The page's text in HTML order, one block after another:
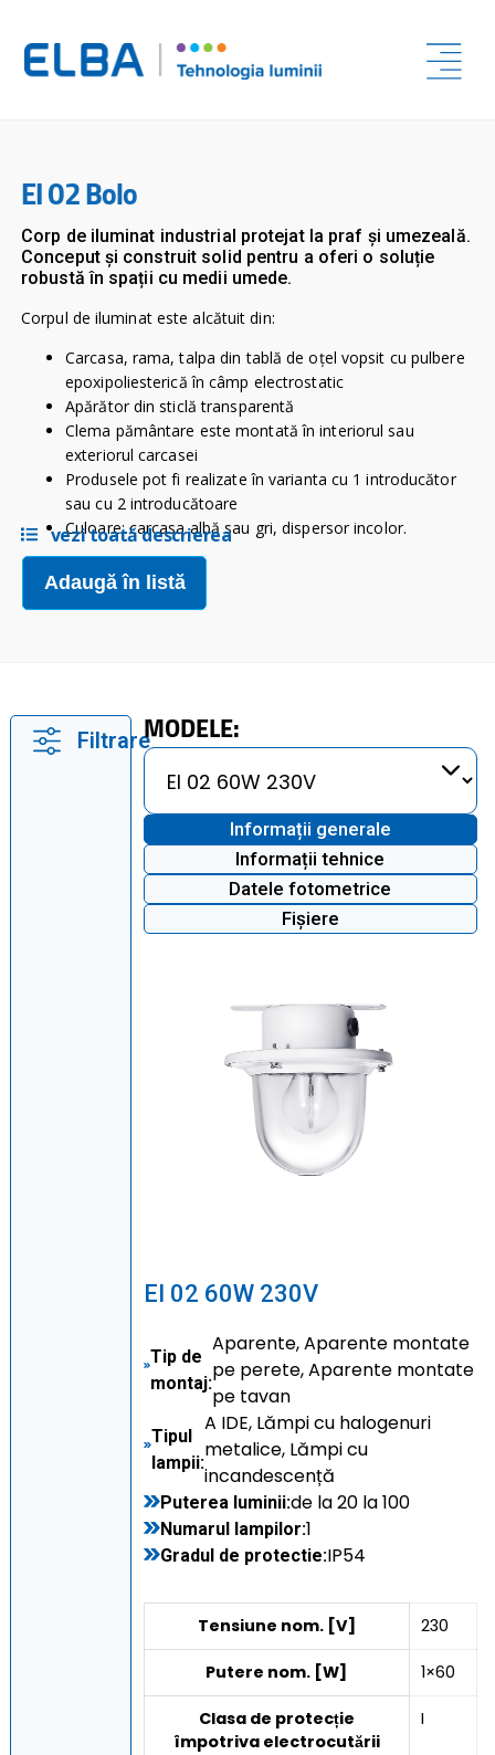
EI 02 Bolo
Corp de iluminat industrial protejat la praf și umezeală.
Conceput și construit solid pentru a oferi o soluție
robustă în spații cu medii umede.
Corpul de iluminat este alcătuit din:
Carcasa, rama, talpa din tablă de oţel vopsit cu pulbere
epoxipoliesterică în câmp electrostatic
Apărător din sticlă transparentă
Clema pământare este montată în interiorul sau
exteriorul carcasei
Produsele pot fi realizate în varianta cu 1 introducător
sau cu 2 introducătoare
Culoare: carcasa albă sau gri, dispersor incolor.
vezi toată descrierea
Adaugă în listă
FiltrareMODELE:
Informații generale
Informații tehnice
Datele fotometrice
Fișiere
EI 02 60W 230V
Tip de
montaj:
Aparente, Aparente montate
pe perete, Aparente montate
pe tavan
Tipul
lampii:
A IDE, Lămpi cu halogenuri
metalice, Lămpi cu
incandescență
Puterea luminii:de la 20 la 100
Numarul lampilor:1
Gradul de protectie:IP54
Tensiune nom. [V] 230
Putere nom. [W] 1×60
Clasa de protecție
împotriva electrocutării
I